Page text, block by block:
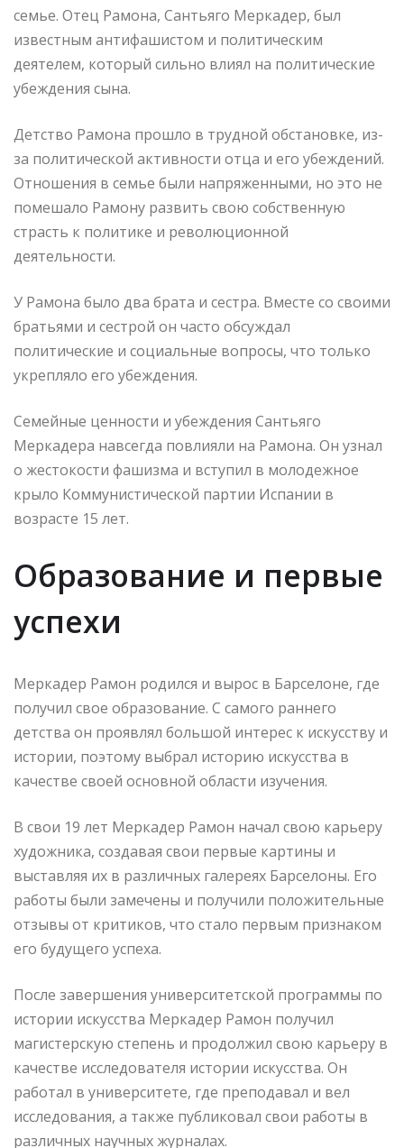
семье. Отец Рамона, Сантьяго Меркадер, был
известным антифашистом и политическим
деятелем, который сильно влиял на политические
убеждения сына.
Детство Рамона прошло в трудной обстановке, из-
за политической активности отца и его убеждений.
Отношения в семье были напряженными, но это не
помешало Рамону развить свою собственную
страсть к политике и революционной
деятельности.
У Рамона было два брата и сестра. Вместе со своими
братьями и сестрой он часто обсуждал
политические и социальные вопросы, что только
укрепляло его убеждения.
Семейные ценности и убеждения Сантьяго
Меркадера навсегда повлияли на Рамона. Он узнал
о жестокости фашизма и вступил в молодежное
крыло Коммунистической партии Испании в
возрасте 15 лет.
Образование и первые
успехи
Меркадер Рамон родился и вырос в Барселоне, где
получил свое образование. С самого раннего
детства он проявлял большой интерес к искусству и
истории, поэтому выбрал историю искусства в
качестве своей основной области изучения.
В свои 19 лет Меркадер Рамон начал свою карьеру
художника, создавая свои первые картины и
выставляя их в различных галереях Барселоны. Его
работы были замечены и получили положительные
отзывы от критиков, что стало первым признаком
его будущего успеха.
После завершения университетской программы по
истории искусства Меркадер Рамон получил
магистерскую степень и продолжил свою карьеру в
качестве исследователя истории искусства. Он
работал в университете, где преподавал и вел
исследования, а также публиковал свои работы в
различных научных журналах.